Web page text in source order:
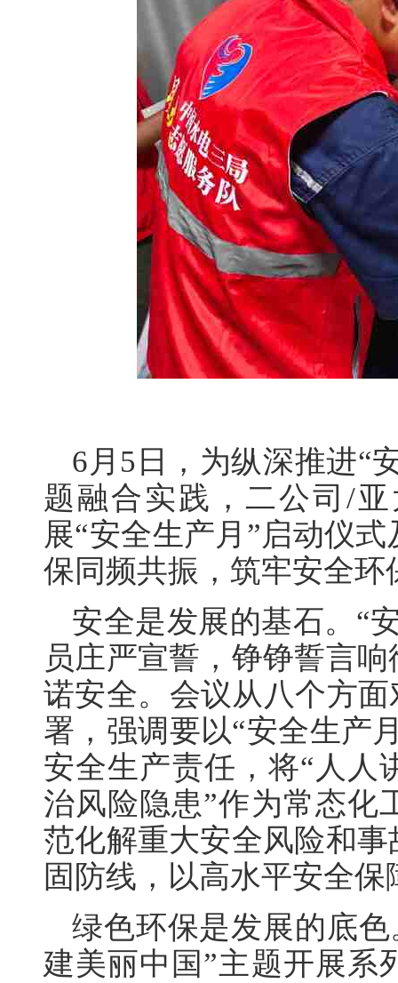
6月5日，为纵深推进“
题融合实践，二公司/
展“安全生产月”启动仪
保同频共振，筑牢安全环
安全是发展的基石。“
员庄严宣誓，铮铮誓言
诺安全。会议从八个方
署，强调要以“安全生产
安全生产责任，将“人
治风险隐患”作为常态化
范化解重大安全风险和
固防线，以高水平安全
绿色环保是发展的底
建美丽中国”主题开展系